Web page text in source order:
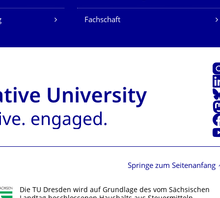
Fachschaft
Springe zum Seitenanfang
Die TU Dresden wird auf Grundlage des vom Sächsischen